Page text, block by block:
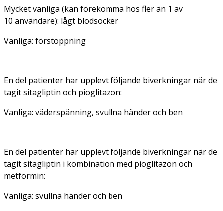
Mycket vanliga (kan förekomma hos fler än 1 av
10 användare): lågt blodsocker
Vanliga: förstoppning
En del patienter har upplevt följande biverkningar när de
tagit sitagliptin och pioglitazon:
Vanliga: väderspänning, svullna händer och ben
En del patienter har upplevt följande biverkningar när de
tagit sitagliptin i kombination med pioglitazon och
metformin:
Vanliga: svullna händer och ben